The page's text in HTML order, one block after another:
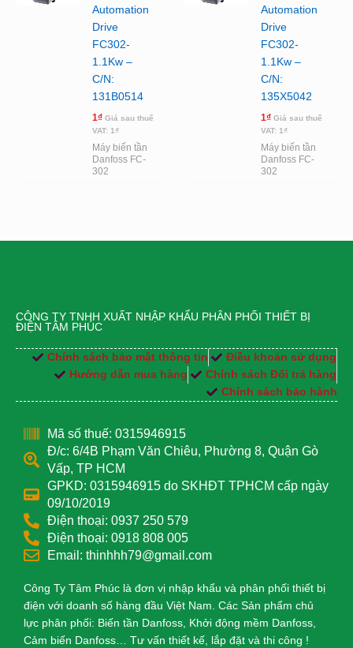
Automation
Drive
FC302-
1.1Kw –
C/N:
131B0514
1₫ Giá sau thuế
VAT: 1₫
Máy biến tần
Danfoss FC-
302
Automation
Drive
FC302-
1.1Kw –
C/N:
135X5042
1₫ Giá sau thuế
VAT: 1₫
Máy biến tần
Danfoss FC-
302
CÔNG TY TNHH XUẤT NHẬP KHẨU PHÂN PHỐI THIẾT BỊ
ĐIỆN TÂM PHÚC
Chính sách bảo mật thông tin
Điều khoản sử dụng
Hướng dẫn mua hàng
Chính sách Đổi trả hàng
Chính sách bảo hành
Mã số thuế: 0315946915
Đ/c: 6/4B Phạm Văn Chiêu, Phường 8, Quận Gò
Vấp, TP HCM
GPKD: 0315946915 do SKHĐT TPHCM cấp ngày
09/10/2019
Điện thoại: 0937 250 579
Điện thoại: 0918 808 005
Email: thinhhh79@gmail.com
Công Ty Tâm Phúc là đơn vị nhập khẩu và phân phối thiết bị
điện với doanh số hàng đầu Việt Nam. Các Sản phẩm chủ
lực phân phối: Biến tần Danfoss, Khởi động mềm Danfoss,
Cảm biến Danfoss… Tư vấn thiết kế, lắp đặt và thi công !